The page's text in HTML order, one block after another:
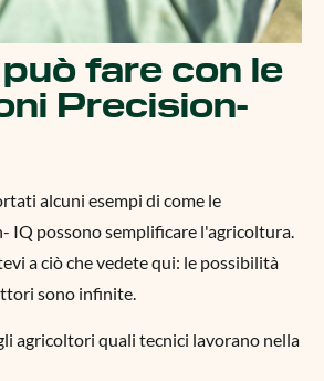
fare con le
Precision-
alcuni esempi di come le
IQ possono semplificare l'agricoltura.
a ciò che vedete qui: le possibilità
sono infinite.
agricoltori quali tecnici lavorano nella